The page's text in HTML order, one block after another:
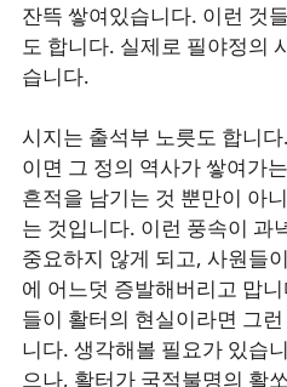
잔뜩 쌓여있습니다. 이런 것
도 합니다. 실제로 필야정의
습니다.
시지는 출석부 노릇도 합니
이면 그 정의 역사가 쌓여가
흔적을 남기는 것 뿐만이 아
는 것입니다. 이런 풍속이 과
중요하지 않게 되고, 사원들
에 어느덧 증발해버리고 맙
들이 활터의 현실이라면 그
니다. 생각해볼 필요가 있습
으나, 활터가 국적불명의 활